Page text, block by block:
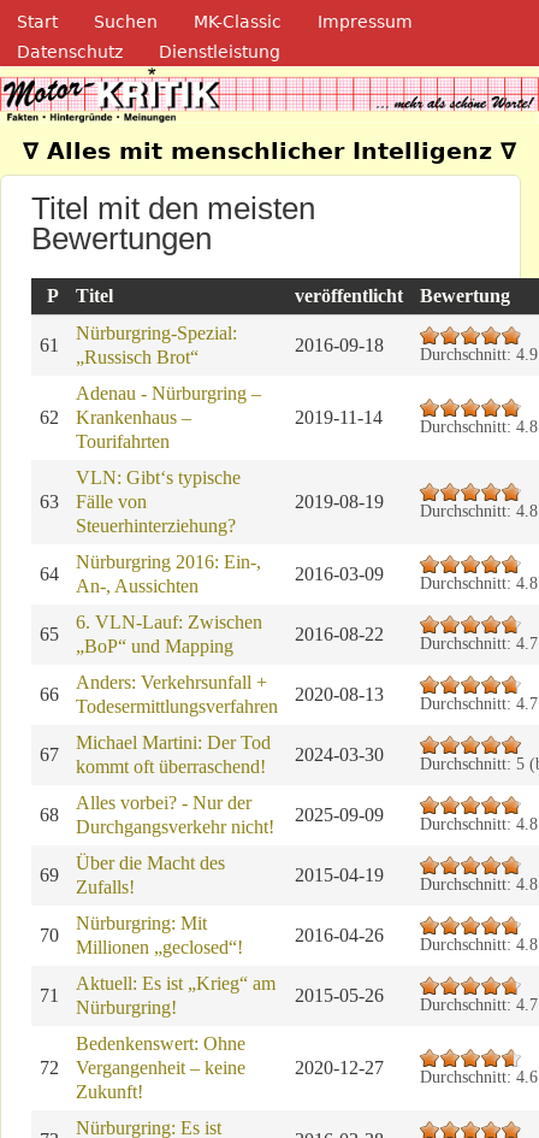
Direkt zum Inhalt
Navigation
Start Suchen MK-Classic
Impressum
Datenschutz
Dienstleistung
Motor-Kritik.de
∇ Alles mit menschlicher Intelligenz ∇
Titel mit den meisten
Bewertungen
P Titel veröffentlicht Bewertung
61
Nürburgring-Spezial:
„Russisch Brot“
2016-09-18 Durchschnitt: 4.9
62
Adenau - Nürburgring –
Krankenhaus –
Tourifahrten
2019-11-14 Durchschnitt: 4.8
63
VLN: Gibt‘s typische
Fälle von
Steuerhinterziehung?
2019-08-19 Durchschnitt: 4.8
64
Nürburgring 2016: Ein-,
An-, Aussichten
2016-03-09 Durchschnitt: 4.8
65
6. VLN-Lauf: Zwischen
„BoP“ und Mapping
2016-08-22 Durchschnitt: 4.7
66
Anders: Verkehrsunfall +
Todesermittlungsverfahren
2020-08-13 Durchschnitt: 4.7
67
Michael Martini: Der Tod
kommt oft überraschend!
2024-03-30 Durchschnitt: 5
68
Alles vorbei? - Nur der
Durchgangsverkehr nicht!
2025-09-09 Durchschnitt: 4.8
69
Über die Macht des
Zufalls!
2015-04-19 Durchschnitt: 4.8
70
Nürburgring: Mit
Millionen „geclosed“!
2016-04-26 Durchschnitt: 4.8
71
Aktuell: Es ist „Krieg“ am
Nürburgring!
2015-05-26 Durchschnitt: 4.7
72
Bedenkenswert: Ohne
Vergangenheit – keine
Zukunft!
2020-12-27 Durchschnitt: 4.6
Nürburgring: Es ist